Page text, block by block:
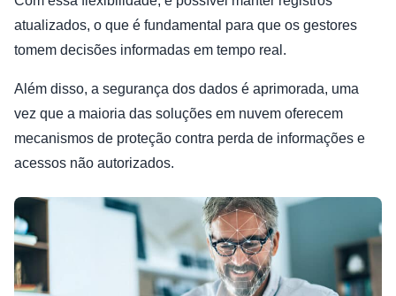
atualizados, o que é fundamental para que os gestores
tomem decisões informadas em tempo real.
Além disso, a segurança dos dados é aprimorada, uma
vez que a maioria das soluções em nuvem oferecem
mecanismos de proteção contra perda de informações e
acessos não autorizados.